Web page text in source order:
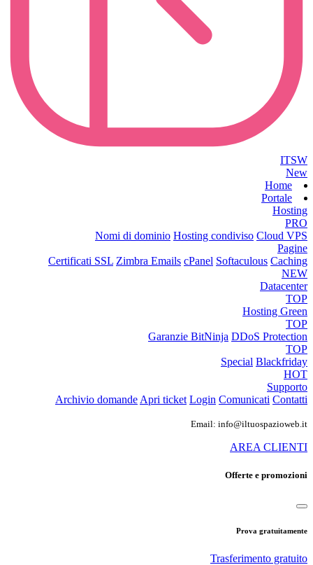
ITSW
New
Home
Portale
Hosting
PRO
Nomi di dominio Hosting condiviso Cloud VPS
Pagine
Certificati SSL Zimbra Emails cPanel Softaculous Caching
NEW
Datacenter
TOP
Hosting Green
TOP
Garanzie BitNinja DDoS Protection
TOP
Special Blackfriday
HOT
Supporto
Archivio domandeApri ticket Login Comunicati Contatti
Email: info@iltuospazioweb.it
AREA CLIENTI
Offerte e promozioni
Prova gratuitamente
Trasferimento gratuito